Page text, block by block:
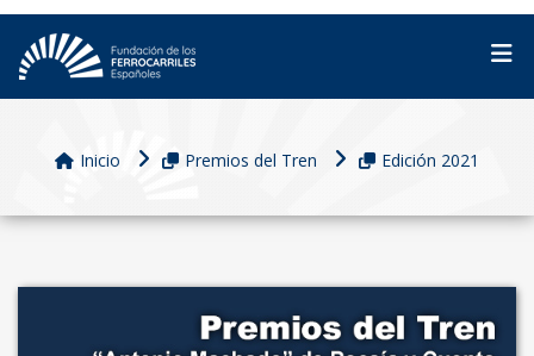
Inicio Premios del Tren Edición 2021